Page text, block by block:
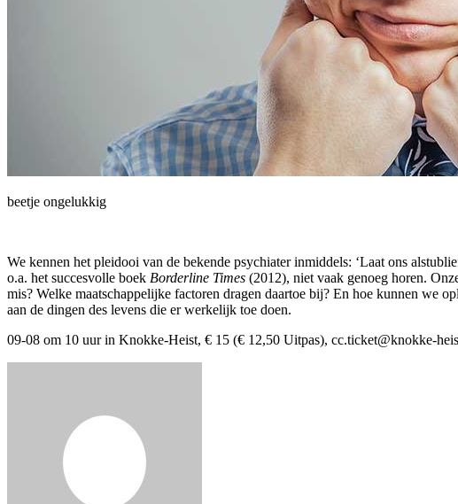
beetje ongelukkig
We kennen het pleidooi van de bekende psychiater inmiddels: ‘Laat ons
o.a. het succesvolle boek Borderline Times (2012), niet vaak genoeg horen.
mis? Welke maatschappelijke factoren dragen daartoe bij? En hoe kunnen we
aan de dingen des levens die er werkelijk toe doen.
09-08 om 10 uur in Knokke-Heist, € 15 (€ 12,50 Uitpas), cc.ticket@knokke-